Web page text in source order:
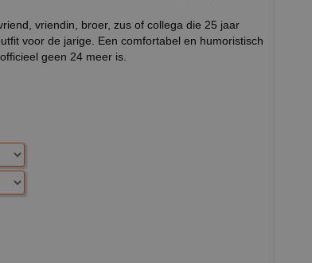
vriendin, broer, zus of collega die 25 jaar
voor de jarige. Een comfortabel en humoristisch
geen 24 meer is.